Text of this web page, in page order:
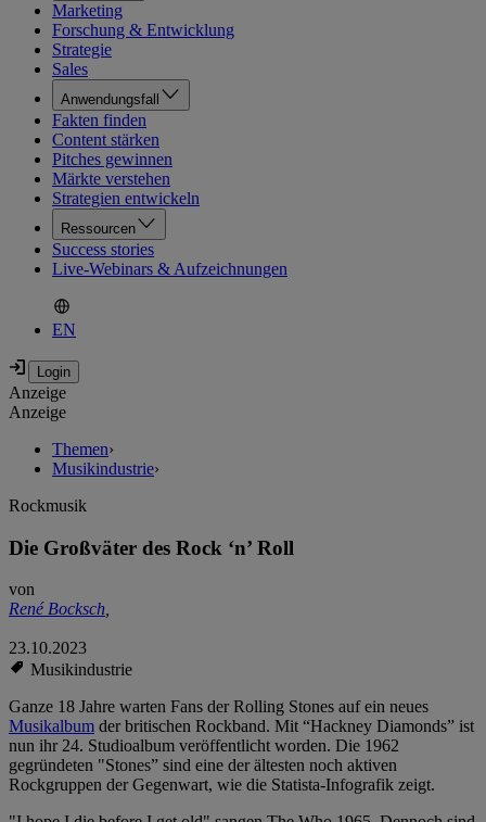
Marketing
Forschung & Entwicklung
Strategie
Sales
Anwendungsfall
Fakten finden
Content stärken
Pitches gewinnen
Märkte verstehen
Strategien entwickeln
Ressourcen
Success stories
Live-Webinars & Aufzeichnungen
EN
Anzeige
Anzeige
Themen›
Musikindustrie›
Rockmusik
Die Großväter des Rock ‘n’ Roll
von
René Bocksch,
23.10.2023
Musikindustrie
Ganze 18 Jahre warten Fans der Rolling Stones auf ein neues
Musikalbum der britischen Rockband. Mit “Hackney Diamonds” ist
nun ihr 24. Studioalbum veröffentlicht worden. Die 1962
gegründeten "Stones” sind eine der ältesten noch aktiven
Rockgruppen der Gegenwart, wie die Statista-Infografik zeigt.